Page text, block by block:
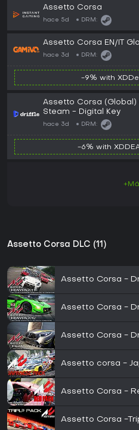
Assetto Corsa
hace 5d DRM:
Assetto Corsa EN/IT
hace 3d DRM:
-9% with
Assetto Corsa (Global)
Steam - Digital Key
hace 3d DRM:
-6% with
Assetto Corsa DLC (11)
Assetto Corsa -
Assetto Corsa -
Assetto Corsa -
Assetto corsa -
Assetto Corsa -
Assetto Corsa -